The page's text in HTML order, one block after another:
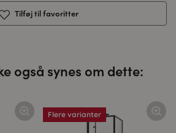
Tilføj til favoritter
også synes om dette:
Flere varianter